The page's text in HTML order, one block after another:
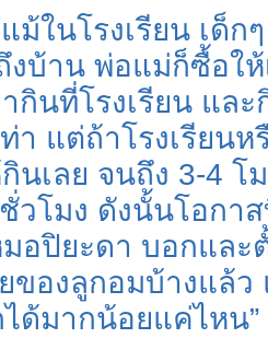
ม้ในโรงเรียน เด็
บ้าน พ่อแม่ก็ซื้อให้
กินที่โรงเรียน แล
า แต่ถ้าโรงเรียน
นเลย จนถึง 3-4 โ
วโมง ดังนั้นโอกาส
อปิยะดา บอกและ
ของลูกอมบ้างแล้
ได้มากน้อยแค่ไหน”